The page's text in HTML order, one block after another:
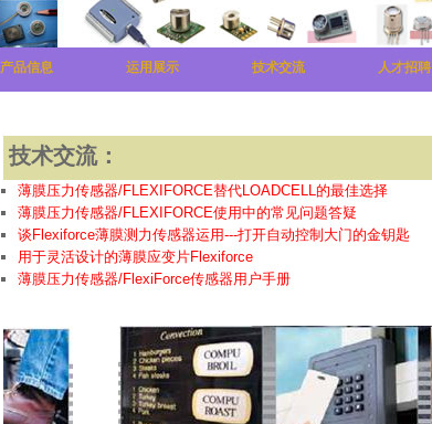
产品信息 运用展示 技术交流 人才招聘
技术交流：
薄膜压力传感器/FLEXIFORCE替代LOADCELL的最佳选择
薄膜压力传感器/FLEXIFORCE使用中的常见问题答疑
谈Flexiforce薄膜测力传感器运用---打开自动控制大门的金钥匙
用于灵活设计的薄膜应变片Flexiforce
薄膜压力传感器/FlexiForce传感器用户手册